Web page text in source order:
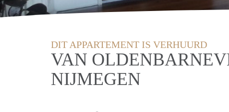
DIT APPARTEMENT IS VERHUURD
VAN
NIJMEGEN